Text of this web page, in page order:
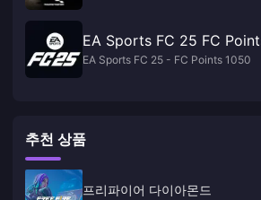
EA Sports FC 25 FC
EA Sports FC 25 - FC Points 1050
추천 상품
프리파이어 다이아몬드